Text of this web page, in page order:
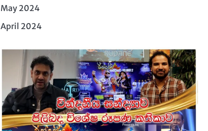
May 2024
April 2024